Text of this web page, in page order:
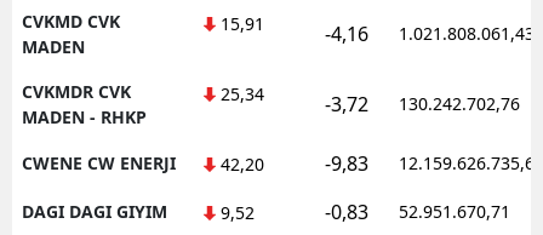
CVKMD CVK
MADEN
15,91 -4,16 1.021.808.061,43
CVKMDR CVK
MADEN - RHKP
25,34 -3,72 130.242.702,76
CWENE CW ENERJI 42,20 -9,83 12.159.626.735,62
DAGI DAGI GIYIM 9,52 -0,83 52.951.670,71